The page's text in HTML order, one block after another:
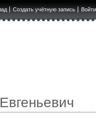
Создать учётную запись Войти